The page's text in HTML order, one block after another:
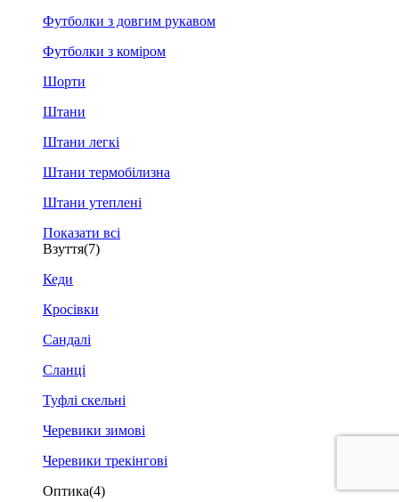
Футболки з довгим рукавом
Футболки з коміром
Шорти
Штани
Штани легкі
Штани термобілизна
Штани утеплені
Показати всі
Взуття(7)
Кеди
Кросівки
Сандалі
Сланці
Туфлі скельні
Черевики зимові
Черевики трекінгові
Оптика(4)